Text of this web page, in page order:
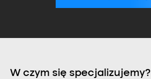
W czym się specjalizujemy?